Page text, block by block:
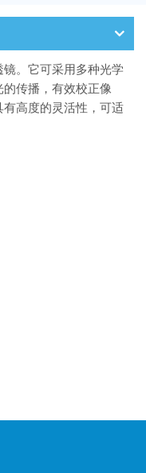
。它可采用多种光学
传播，有效校正像
高度的灵活性，可适